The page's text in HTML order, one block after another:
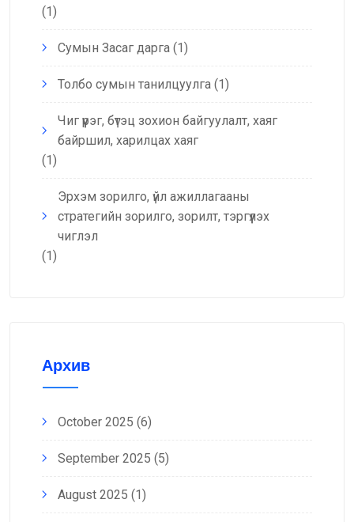
(1)
Сумын Засаг дарга (1)
Толбо сумын танилцуулга (1)
Чиг үүрэг, бүтэц зохион байгуулалт, хаяг
байршил, харилцах хаяг
(1)
Эрхэм зорилго, үйл ажиллагааны
стратегийн зорилго, зорилт, тэргүүлэх
чиглэл
(1)
Архив
October 2025 (6)
September 2025 (5)
August 2025 (1)